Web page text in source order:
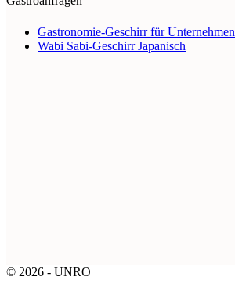
Gastronomie-Geschirr für Unternehmen
Wabi Sabi-Geschirr Japanisch
© 2026 - UNRO